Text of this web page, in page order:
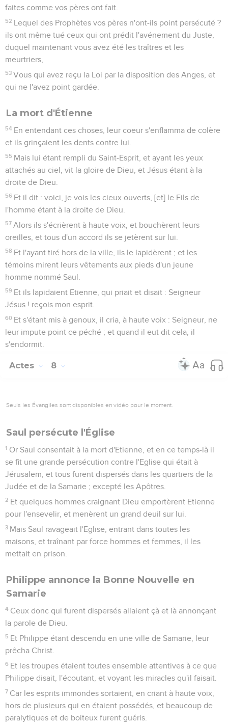
faites comme vos pères ont fait.
52 Lequel des Prophètes vos pères n'ont-ils point persécuté ?
ils ont même tué ceux qui ont prédit l'avénement du Juste,
duquel maintenant vous avez été les traîtres et les
meurtriers,
53 Vous qui avez reçu la Loi par la disposition des Anges, et
qui ne l'avez point gardée.
La mort d'Étienne
54 En entendant ces choses, leur coeur s'enflamma de colère
et ils grinçaient les dents contre lui.
55 Mais lui étant rempli du Saint-Esprit, et ayant les yeux
attachés au ciel, vit la gloire de Dieu, et Jésus étant à la
droite de Dieu.
56 Et il dit : voici, je vois les cieux ouverts, [et] le Fils de
l'homme étant à la droite de Dieu.
57 Alors ils s'écrièrent à haute voix, et bouchèrent leurs
oreilles, et tous d'un accord ils se jetèrent sur lui.
58 Et l'ayant tiré hors de la ville, ils le lapidèrent ; et les
témoins mirent leurs vêtements aux pieds d'un jeune
homme nommé Saul.
59 Et ils lapidaient Etienne, qui priait et disait : Seigneur
Jésus ! reçois mon esprit.
60 Et s'étant mis à genoux, il cria, à haute voix : Seigneur, ne
leur impute point ce péché ; et quand il eut dit cela, il
s'endormit.
Actes 8
Seuls les Évangiles sont disponibles en vidéo pour le moment.
Saul persécute l'Église
1 Or Saul consentait à la mort d'Etienne, et en ce temps-là il
se fit une grande persécution contre l'Eglise qui était à
Jérusalem, et tous furent dispersés dans les quartiers de la
Judée et de la Samarie ; excepté les Apôtres.
2 Et quelques hommes craignant Dieu emportèrent Etienne
pour l'ensevelir, et menèrent un grand deuil sur lui.
3 Mais Saul ravageait l'Eglise, entrant dans toutes les
maisons, et traînant par force hommes et femmes, il les
mettait en prison.
Philippe annonce la Bonne Nouvelle en
Samarie
4 Ceux donc qui furent dispersés allaient çà et là annonçant
la parole de Dieu.
5 Et Philippe étant descendu en une ville de Samarie, leur
prêcha Christ.
6 Et les troupes étaient toutes ensemble attentives à ce que
Philippe disait, l'écoutant, et voyant les miracles qu'il faisait.
7 Car les esprits immondes sortaient, en criant à haute voix,
hors de plusieurs qui en étaient possédés, et beaucoup de
paralytiques et de boiteux furent guéris.